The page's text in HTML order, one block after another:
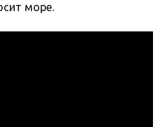
море.